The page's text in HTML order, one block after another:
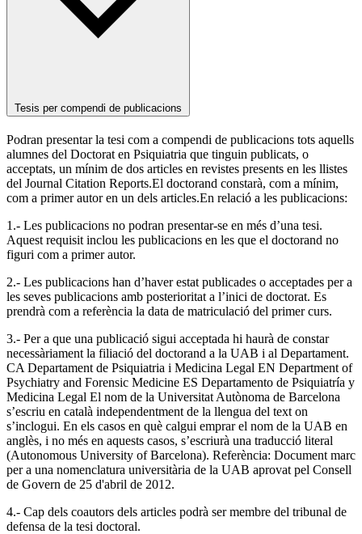
Tesis per compendi de publicacions
Podran presentar la tesi com a compendi de publicacions tots aquells
alumnes del Doctorat en Psiquiatria que tinguin publicats, o
acceptats, un mínim de dos articles en revistes presents en les llistes
del Journal Citation Reports.El doctorand constarà, com a mínim,
com a primer autor en un dels articles.En relació a les publicacions:
1.- Les publicacions no podran presentar-se en més d’una tesi.
Aquest requisit inclou les publicacions en les que el doctorand no
figuri com a primer autor.
2.- Les publicacions han d’haver estat publicades o acceptades per a
les seves publicacions amb posterioritat a l’inici de doctorat. Es
prendrà com a referència la data de matriculació del primer curs.
3.- Per a que una publicació sigui acceptada hi haurà de constar
necessàriament la filiació del doctorand a la UAB i al Departament.
CA Departament de Psiquiatria i Medicina Legal EN Department of
Psychiatry and Forensic Medicine ES Departamento de Psiquiatría y
Medicina Legal El nom de la Universitat Autònoma de Barcelona
s’escriu en català independentment de la llengua del text on
s’inclogui. En els casos en què calgui emprar el nom de la UAB en
anglès, i no més en aquests casos, s’escriurà una traducció literal
(Autonomous University of Barcelona). Referència: Document marc
per a una nomenclatura universitària de la UAB aprovat pel Consell
de Govern de 25 d'abril de 2012.
4.- Cap dels coautors dels articles podrà ser membre del tribunal de
defensa de la tesi doctoral.